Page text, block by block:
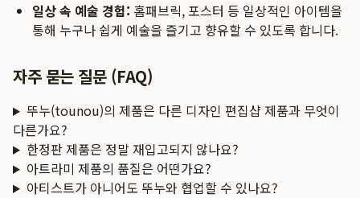
일상 속 예술 경험: 홈패브릭, 포스터 등 일상적인 아이템을
통해 누구나 쉽게 예술을 즐기고 향유할 수 있도록 합니다.
자주 묻는 질문 (FAQ)
뚜누(tounou)의 제품은 다른 디자인 편집샵 제품과 무엇이
다른가요?
한정판 제품은 정말 재입고되지 않나요?
아트라미 제품의 품질은 어떤가요?
아티스트가 아니어도 뚜누와 협업할 수 있나요?